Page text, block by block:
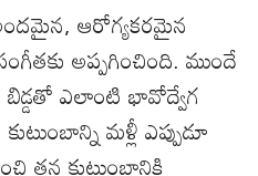
, ఆరోగ్యకరమైన
అప్పగించింది. ముందే
బిడ్డతోఎలాంటి భావోద్వేగ
కుటుంబాన్నిమళ్లీఎప్పుడూ
తన కుటుంబానికి